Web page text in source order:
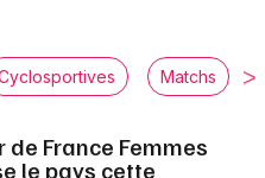
Matchs
de France Femmes
le pays cette